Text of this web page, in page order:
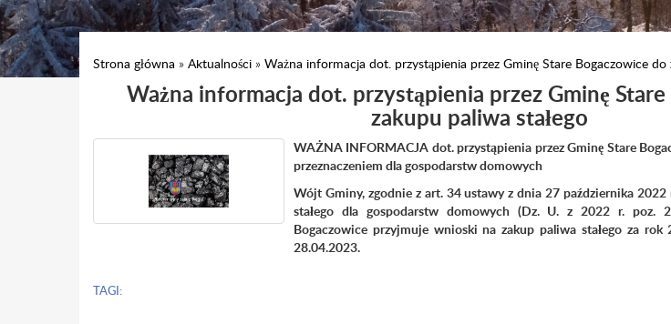
Strona główna » Aktualności » Ważna informacja dot. przystąpienia przez Gminę Stare Bogaczowice do
Ważna informacja dot. przystąpienia przez Gminę
zakupu paliwa stałego
WAŻNA INFORMACJA dot. przystąpienia przez Gminę Stare
przeznaczeniem dla gospodarstw domowych
Wójt Gminy, zgodnie z art. 34 ustawy z dnia 27 października
stałego dla gospodarstw domowych (Dz. U. z 2022 r. poz.
Bogaczowice przyjmuje wnioski na zakup paliwa stałego za
28.04.2023.
TAGI: